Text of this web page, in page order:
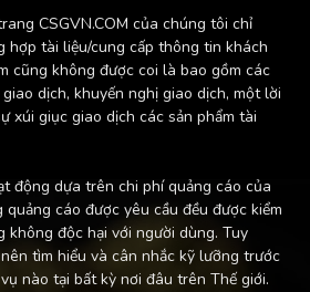
CSGVN.COM của chúng tôi chỉ
hợp tài liệu/cung cấp thông tin khách
cũng không được coi là bao gồm các
dịch, khuyến nghị giao dịch, một lời
xúi giục giao dịch các sản phẩm tài
động dựa trên chi phí quảng cáo của
cáo được yêu cầu đều được kiểm
không độc hại với người dùng. Tuy
tìm hiểu và cân nhắc kỹ lưỡng trước
nào tại bất kỳ nơi đâu trên Thế giới.